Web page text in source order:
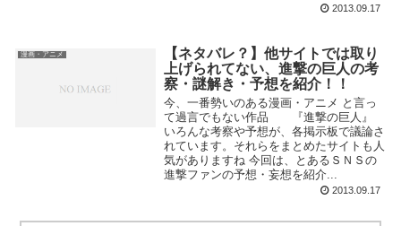
2013.09.17
漫画・アニメ
【ネタバレ？】他サイトでは取り
上げられてない、進撃の巨人の考
察・謎解き・予想を紹介！！
今、一番勢いのある漫画・アニメ と言っ
て過言でもない作品 『進撃の巨人』
いろんな考察や予想が、各掲示板で議論さ
れています。それらをまとめたサイトも人
気がありますね 今回は、とあるＳＮＳの
進撃ファンの予想・妄想を紹介...
2013.09.17